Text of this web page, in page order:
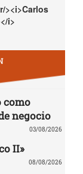
><i>Carlos
i>
como
negocio
03/08/2026
II»
08/08/2026